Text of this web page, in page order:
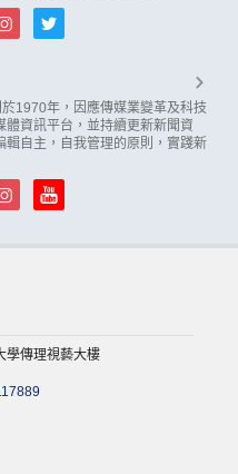
1970年，因應傳媒業變革及科技
體資訊平台，並持續更新新聞資
輯自主，自我管理的原則，實踐新
學傳理視藝大樓